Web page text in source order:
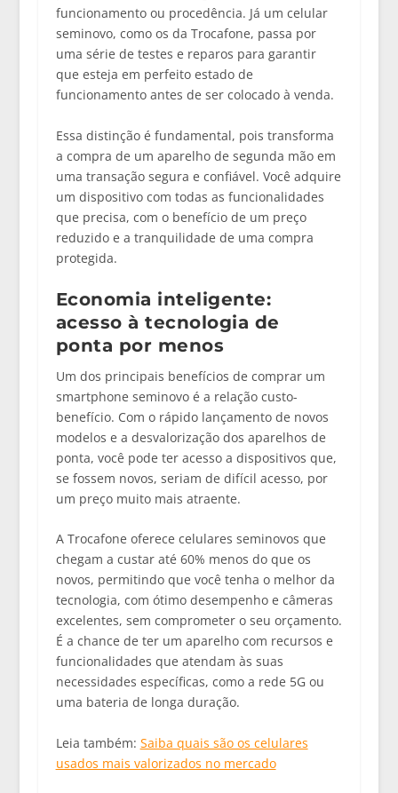
funcionamento ou procedência. Já um celular
seminovo, como os da Trocafone, passa por
uma série de testes e reparos para garantir
que esteja em perfeito estado de
funcionamentoantes de ser colocado à venda.
Essa distinção é fundamental, pois transforma
a compra de um aparelho de segunda mão em
uma transação segura e confiável. Você adquire
um dispositivo com todas as funcionalidades
que precisa, com o benefício de um preço
reduzido e a tranquilidade de uma compra
protegida.
Economia inteligente:
acesso à tecnologia de
ponta por menos
Um dos principais benefícios de comprar um
smartphone seminovo é a relação custo-
benefício. Com o rápido lançamento de novos
modelos e a desvalorização dos aparelhos de
ponta, você pode ter acesso a dispositivos que,
se fossem novos, seriam de difícil acesso, por
um preço muito mais atraente.
A Trocafone oferece celulares seminovos que
chegam a custar até 60% menos do que os
novos, permitindo que você tenha o melhor da
tecnologia, com ótimo desempenho e câmeras
excelentes, sem comprometer o seu orçamento.
É a chance de ter um aparelho com recursos e
funcionalidades que atendam às suas
necessidades específicas, como a rede 5G ou
uma bateria de longa duração.
Leia também: Saiba quais são os celulares
usados mais valorizados no mercado